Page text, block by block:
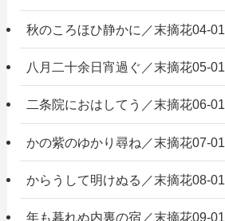
秋のころほひ静かに／末摘花04-01
八月二十余日宵過ぐ／末摘花05-01
二条院におはしてう／末摘花06-01
かの紫のゆかり尋ね／末摘花07-01
からうして明けぬる／末摘花08-01
年も暮れぬ内裏の宿／末摘花09-01